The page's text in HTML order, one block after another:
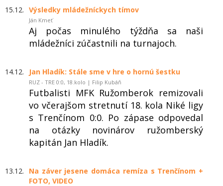
15.12. Výsledky mládežníckych tímov
Ján Kmeť
Aj počas minulého týždňa sa naši
mládežníci zúčastnili na turnajoch.
14.12. Jan Hladík: Stále sme v hre o hornú šestku
RUZ - TRE 0:0, 18.kolo | Filip Kubáň
Futbalisti MFK Ružomberok remizovali
vo včerajšom stretnutí 18. kola Niké ligy
s Trenčínom 0:0. Po zápase odpovedal
na otázky novinárov ružomberský
kapitán Jan Hladík.
13.12.
Na záver jesene domáca remíza s Trenčínom +
FOTO, VIDEO